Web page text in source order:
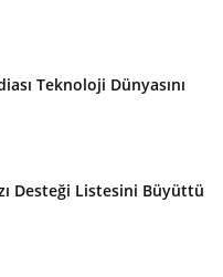
Teknoloji Dünyasını
Desteği Listesini Büyüttü